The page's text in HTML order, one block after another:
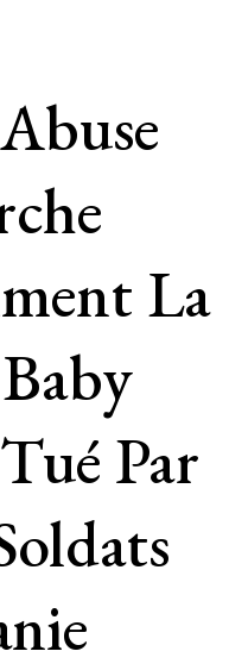
La
Par